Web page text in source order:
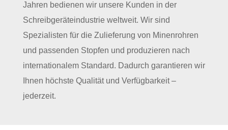
Jahren bedienen wir unsere Kunden in der
Schreibgeräteindustrie weltweit. Wir sind
Spezialisten für die Zulieferung von Minenrohren
und passenden Stopfen und produzieren nach
internationalem Standard. Dadurch garantieren wir
Ihnen höchste Qualität und Verfügbarkeit –
jederzeit.